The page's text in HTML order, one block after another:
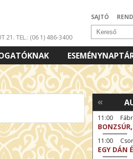
SAJTÓ
21. TEL.: (06 1) 486-3400
«
11:00
11:00
EGY DÁN